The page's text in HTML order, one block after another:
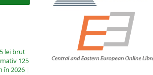
lei brut
125
în 2026 |